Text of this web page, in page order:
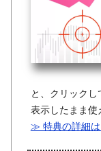
と、クリック
表示したまま使
≫ 特典の詳細は